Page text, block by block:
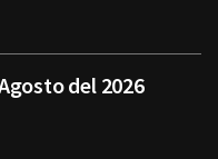
del 2026